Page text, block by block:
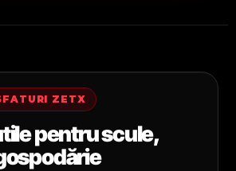
ZETX
pentru scule,